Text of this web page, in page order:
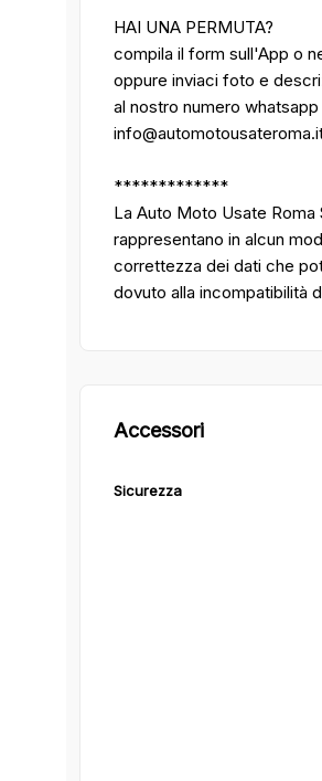
HAI UNA PERMUTA?
compila il form sull'App o
oppure inviaci foto e
al nostro numero
*************
La Auto Moto Usate Roma
rappresentano in alcun
correttezza dei dati che
dovuto alla incompatibilità
Accessori
Sicurezza